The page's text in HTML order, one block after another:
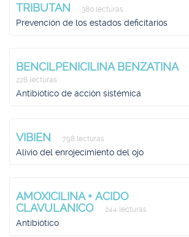
TRIBUTAN 380 lecturas
Prevención de los estados deficitarios
BENCILPENICILINA BENZATINA
228 lecturas
Antibiótico de acción sistémica
VIBIEN 798 lecturas
Alivio del enrojecimiento del ojo
AMOXICILINA + ACIDO
CLAVULANICO
244 lecturas
Antibiótico